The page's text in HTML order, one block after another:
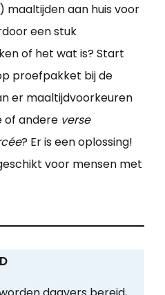
aan huis voor
een stuk
of het wat is? Start
proefpakket bij de
er maaltijdvoorkeuren
of andere verse
? Er is een oplossing!
voor mensen met